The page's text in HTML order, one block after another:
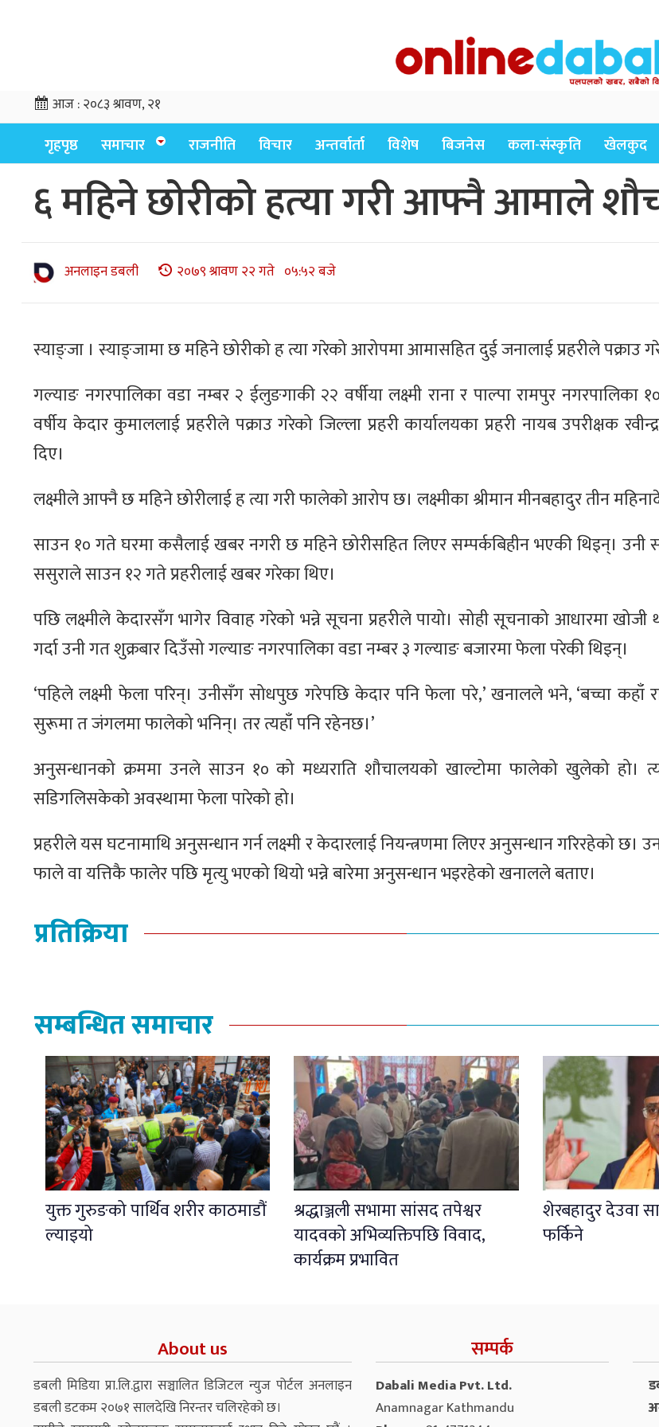
आज :२०८३ श्रावण, २१
गृहपृष्ठ समाचार राजनीति विचार अन्तर्वार्ता विशेष बिजनेस कला-संस्कृति खेलकुद
६ महिने छोरीको हत्‍या गरी आफ्नै आमाले
अनलाइन डबली २०७९ श्रावण २२ गते ०५:५२ बजे
स्याङ्जा । स्याङ्जामा छ महिने छोरीको ह त्या गरेको आरोपमा आमासहित दुई जनालाई प्रहरीले पक्राउ
गल्याङ नगरपालिका वडा नम्बर २ ईलुङगाकी २२ वर्षीया लक्ष्मी राना र पाल्पा रामपुर
वर्षीय केदार कुमाललाई प्रहरीले पक्राउ गरेको जिल्‍ला प्रहरी कार्यालयका प्रहरी नायब उपरीक्षक
दिए।
लक्ष्मीले आफ्नै छ महिने छोरीलाई ह त्या गरी फालेको आरोप छ। लक्ष्मीका श्रीमान मीनबहादुर तीन
साउन १० गते घरमा कसैलाई खबर नगरी छ महिने छोरीसहित लिएर सम्पर्कबिहीन भएकी थिइन्। उनी
ससुराले साउन १२ गते प्रहरीलाई खबर गरेका थिए।
पछि लक्ष्मीले केदारसँग भागेर विवाह गरेको भन्ने सूचना प्रहरीले पायो। सोही सूचनाको आधारमा खोजी
गर्दा उनी गत शुक्रबार दिउँसो गल्याङ नगरपालिका वडा नम्बर ३ गल्याङ बजारमा फेला परेकी थिइन्।
‘पहिले लक्ष्मी फेला परिन्। उनीसँग सोधपुछ गरेपछि केदार पनि फेला परे,’ खनालले भने, ‘बच्चा कहाँ
सुरूमा त जंगलमा फालेको भनिन्। तर त्यहाँ पनि रहेनछ।’
अनुसन्धानको क्रममा उनले साउन १० को मध्यराति शौचालयको खाल्टोमा फालेको खुलेको हो।
सडिगलिसकेको अवस्थामा फेला पारेको हो।
प्रहरीले यस घटनामाथि अनुसन्धान गर्न लक्ष्‍मी र केदारलाई नियन्त्रणमा लिएर अनुसन्धान गरिरहेको छ।
फाले वा यत्तिकै फालेर पछि मृत्यु भएको थियो भन्ने बारेमा अनुसन्धान भइरहेको खनालले बताए।
प्रतिक्रिया
सम्बन्धित समाचार
युक्त गुरुङको पार्थिव शरीर काठमाडौं
ल्याइयो
श्रद्धाञ्जली सभामा सांसद तपेश्वर
यादवको अभिव्यक्तिपछि विवाद,
कार्यक्रम प्रभावित
शेरबहादुर देउवा
फर्किने
About us
डबली मिडिया प्रा.लि.द्वारा सञ्चालित डिजिटल न्युज पोर्टल अनलाइन
डबली डटकम २०७१ सालदेखि निरन्तर चलिरहेको छ।
सम्पर्क
Dabali Media Pvt. Ltd.
Anamnagar Kathmandu